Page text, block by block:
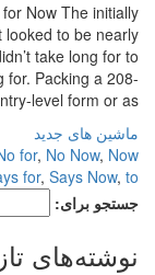
for Now The initially
looked to be nearly
take long for to
for. Packing a 208-
level form or as […]
ماشین های جدید
,No for,No Now,Now
Says for,Says Now,
جستجو برای:
نوشته‌های تازه